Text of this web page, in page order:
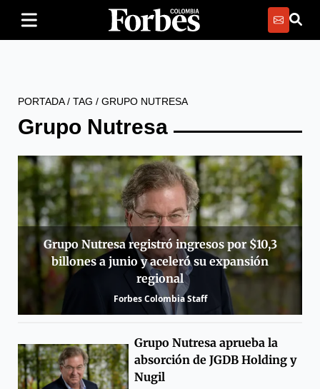
PORTADA/ TAG / GRUPO NUTRESA
Grupo Nutresa
Grupo Nutresa registró ingresos por $10,3
billones a junio y aceleró su expansión
regional
Forbes Colombia Staff
Grupo Nutresa aprueba la
absorción de JGDB Holding y
Nugil